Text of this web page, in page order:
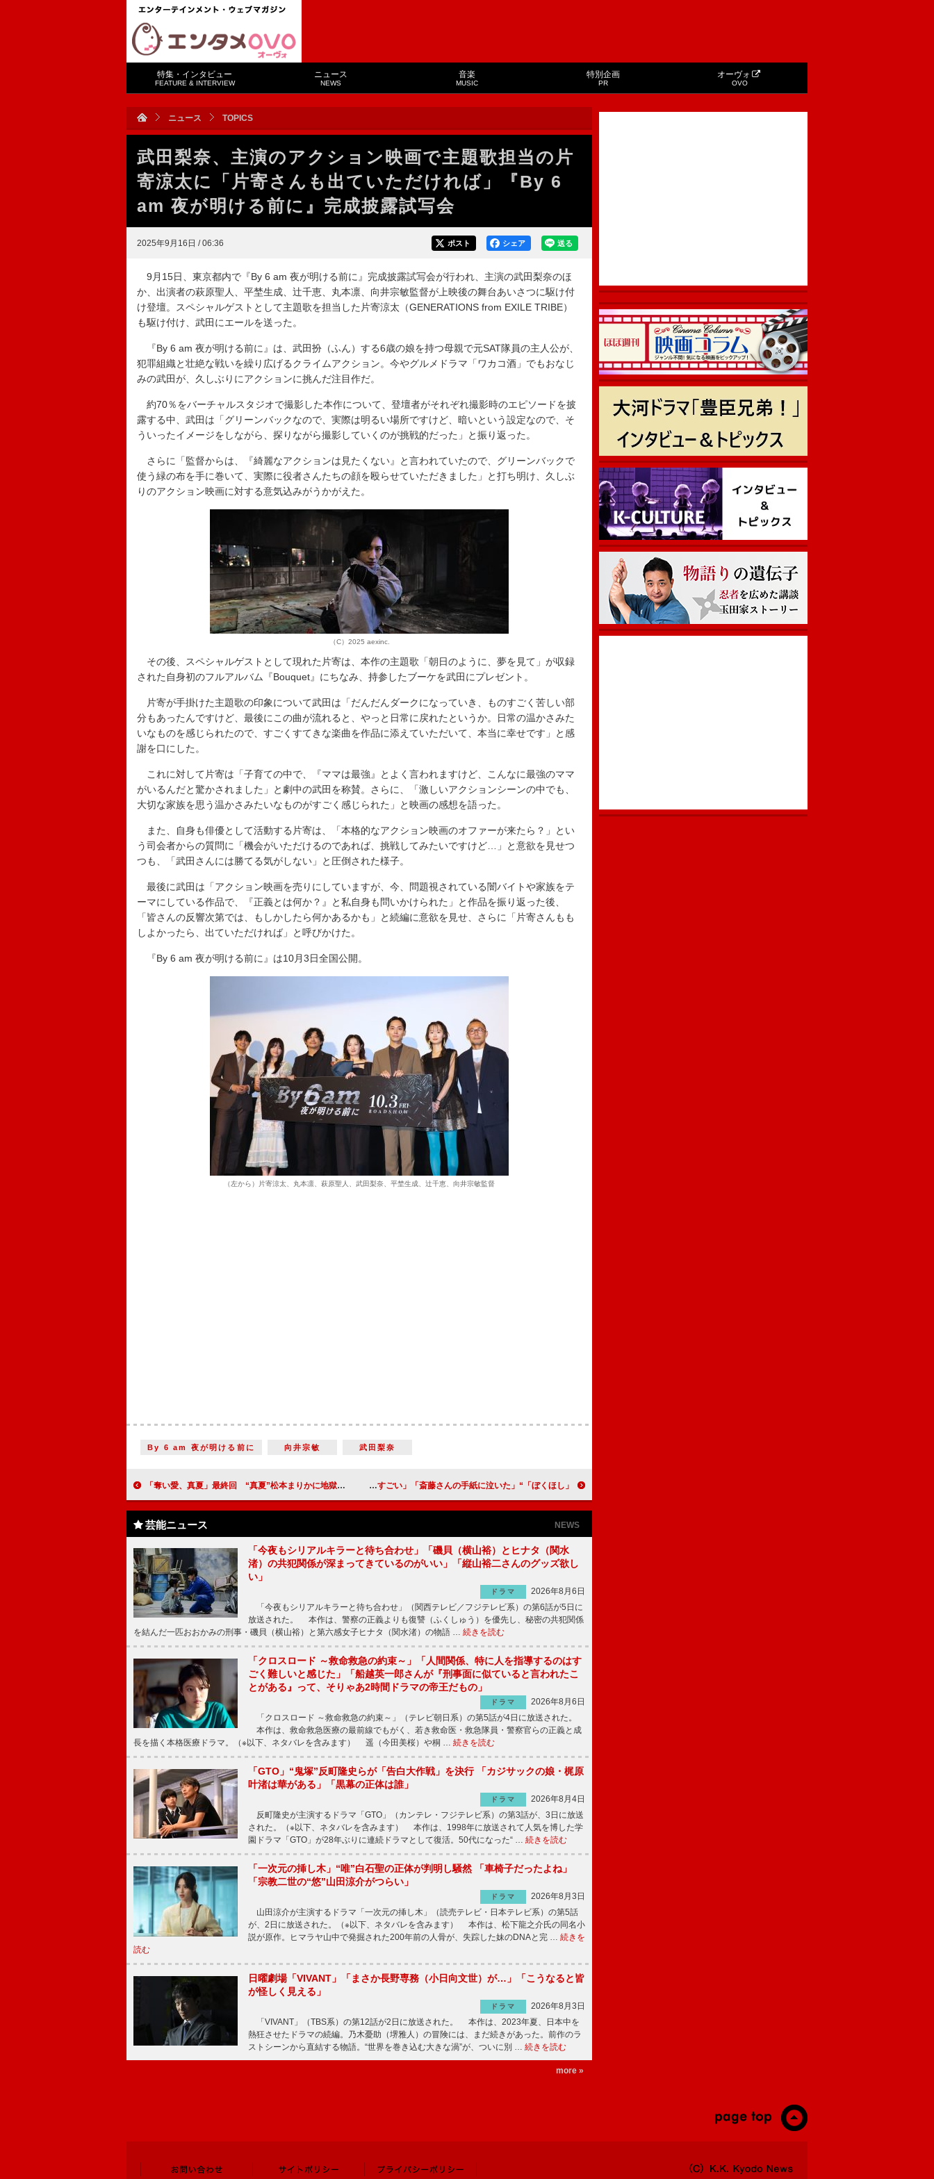
特集・インタビュー
FEATURE & INTERVIEW
ニュース
NEWS
音楽
MUSIC
特別企画
PR
オーヴォ
OVO
ニュース TOPICS
武田梨奈、主演のアクション映画で主題歌担当の片
寄涼太に「片寄さんも出ていただければ」『By 6
am 夜が明ける前に』完成披露試写会
2025年9月16日 / 06:36 送る
シェア
ポスト
9月15日、東京都内で『By 6 am 夜が明ける前に』完成披露試写会が行われ、主演の武⽥梨奈のほ
か、出演者の萩原聖⼈、平埜⽣成、辻千恵、丸本凛、向井宗敏監督が上映後の舞台あいさつに駆け付
け登壇。スペシャルゲストとして主題歌を担当した⽚寄涼太（GENERATIONS from EXILE TRIBE）
も駆け付け、武田にエールを送った。
『By 6 am 夜が明ける前に』は、武田扮（ふん）する6歳の娘を持つ母親で元SAT隊員の主人公が、
犯罪組織と壮絶な戦いを繰り広げるクライムアクション。今やグルメドラマ「ワカコ酒」でもおなじ
みの武田が、久しぶりにアクションに挑んだ注目作だ。
約70％をバーチャルスタジオで撮影した本作について、登壇者がそれぞれ撮影時のエピソードを披
露する中、武田は「グリーンバックなので、実際は明るい場所ですけど、暗いという設定なので、そ
ういったイメージをしながら、探りながら撮影していくのが挑戦的だった」と振り返った。
さらに「監督からは、『綺麗なアクションは見たくない』と言われていたので、グリーンバックで
使う緑の布を手に巻いて、実際に役者さんたちの顔を殴らせていただきました」と打ち明け、久しぶ
りのアクション映画に対する意気込みがうかがえた。
（C）2025 aexinc.
その後、スペシャルゲストとして現れた片寄は、本作の主題歌「朝日のように、夢を見て」が収録
された自身初のフルアルバム『Bouquet』にちなみ、持参したブーケを武田にプレゼント。
片寄が手掛けた主題歌の印象について武田は「だんだんダークになっていき、ものすごく苦しい部
分もあったんですけど、最後にこの曲が流れると、やっと日常に戻れたというか。日常の温かさみた
いなものを感じられたので、すごくすてきな楽曲を作品に添えていただいて、本当に幸せです」と感
謝を口にした。
これに対して片寄は「子育ての中で、『ママは最強』とよく言われますけど、こんなに最強のママ
がいるんだと驚かされました」と劇中の武田を称賛。さらに、「激しいアクションシーンの中でも、
大切な家族を思う温かさみたいなものがすごく感じられた」と映画の感想を語った。
また、自身も俳優として活動する片寄は、「本格的なアクション映画のオファーが来たら？」とい
う司会者からの質問に「機会がいただけるのであれば、挑戦してみたいですけど…」と意欲を見せつ
つも、「武田さんには勝てる気がしない」と圧倒された様子。
最後に武田は「アクション映画を売りにしていますが、今、問題視されている闇バイトや家族をテ
ーマにしている作品で、『正義とは何か？』と私自身も問いかけられた」と作品を振り返った後、
「皆さんの反響次第では、もしかしたら何かあるかも」と続編に意欲を見せ、さらに「片寄さんもも
しよかったら、出ていただければ」と呼びかけた。
『By 6 am 夜が明ける前に』は10月3日全国公開。
（左から）片寄涼太、丸本凛、萩原聖⼈、武田梨奈、平埜⽣成、辻千恵、向井宗敏監督
By 6 am 夜が明ける前に 向井宗敏 武⽥梨奈
「奪い愛、真夏」最終回 “真夏”松本まりかに地獄の展開が押し寄せる 「最後がサプライズ過ぎる」「シリーズの歴史を感じた」 「ぼくほし」“健治”磯村勇斗が逮捕された生徒を救う 「人ひとりの人生を救ったことはすごい」「斎藤さんの手紙に泣いた」
芸能ニュース NEWS
「今夜もシリアルキラーと待ち合わせ」「磯貝（横山裕）とヒナタ（関水
渚）の共犯関係が深まってきているのがいい」「縦山裕二さんのグッズ欲し
い」
ドラマ
2026年8月6日
「今夜もシリアルキラーと待ち合わせ」（関西テレビ／フジテレビ系）の第6話が5日に
放送された。 本作は、警察の正義よりも復讐（ふくしゅう）を優先し、秘密の共犯関係
を結んだ一匹おおかみの刑事・磯貝（横山裕）と第六感女子ヒナタ（関水渚）の物語 … 続きを読む
「クロスロード ～救命救急の約束～」「人間関係、特に人を指導するのはす
ごく難しいと感じた」「船越英一郎さんが『刑事面に似ていると言われたこ
とがある』って、そりゃあ2時間ドラマの帝王だもの」
ドラマ
2026年8月6日
「クロスロード ～救命救急の約束～」（テレビ朝日系）の第5話が4日に放送された。
本作は、救命救急医療の最前線でもがく、若き救命医・救急隊員・警察官らの正義と成
長を描く本格医療ドラマ。（※以下、ネタバレを含みます） 遥（今田美桜）や桐 … 続きを読む
「GTO」“鬼塚”反町隆史らが「告白大作戦」を決行 「カジサックの娘・梶原
叶渚は華がある」「黒幕の正体は誰」
ドラマ
2026年8月4日
反町隆史が主演するドラマ「GTO」（カンテレ・フジテレビ系）の第3話が、3日に放送
された。（※以下、ネタバレを含みます） 本作は、1998年に放送されて人気を博した学
園ドラマ「GTO」が28年ぶりに連続ドラマとして復活。50代になった“ … 続きを読む
「一次元の挿し木」“唯”白石聖の正体が判明し騒然 「車椅子だったよね」
「宗教二世の“悠”山田涼介がつらい」
ドラマ
2026年8月3日
山田涼介が主演するドラマ「一次元の挿し木」（読売テレビ・日本テレビ系）の第5話
が、2日に放送された。（※以下、ネタバレを含みます） 本作は、松下龍之介氏の同名小
説が原作。ヒマラヤ山中で発掘された200年前の人骨が、失踪した妹のDNAと完 … 続きを
読む
日曜劇場「VIVANT」「まさか長野専務（小日向文世）が…」「こうなると皆
が怪しく見える」
ドラマ
2026年8月3日
「VIVANT」（TBS系）の第12話が2日に放送された。 本作は、2023年夏、日本中を
熱狂させたドラマの続編。乃木憂助（堺雅人）の冒険には、まだ続きがあった。前作のラ
ストシーンから直結する物語。“世界を巻き込む大きな渦”が、ついに別 … 続きを読む
more »